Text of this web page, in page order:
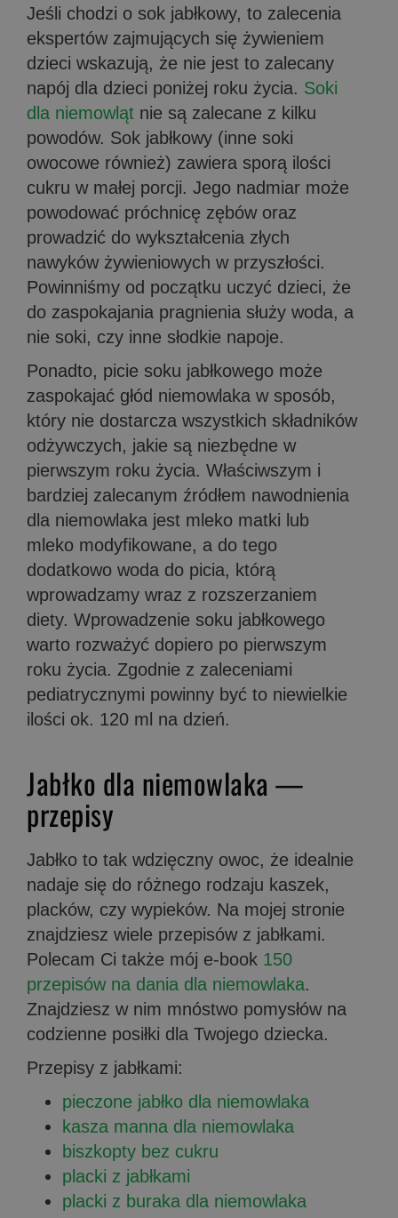
Jeśli chodzi o sok jabłkowy, to zalecenia
ekspertów zajmujących się żywieniem
dzieci wskazują, że nie jest to zalecany
napój dla dzieci poniżej roku życia. Soki
dla niemowląt nie są zalecane z kilku
powodów. Sok jabłkowy (inne soki
owocowe również) zawiera sporą ilości
cukru w małej porcji. Jego nadmiar może
powodować próchnicę zębów oraz
prowadzić do wykształcenia złych
nawyków żywieniowych w przyszłości.
Powinniśmy od początku uczyć dzieci, że
do zaspokajania pragnienia służy woda, a
nie soki, czy inne słodkie napoje.
Ponadto, picie soku jabłkowego może
zaspokajać głód niemowlaka w sposób,
który nie dostarcza wszystkich składników
odżywczych, jakie są niezbędne w
pierwszym roku życia. Właściwszym i
bardziej zalecanym źródłem nawodnienia
dla niemowlaka jest mleko matki lub
mleko modyfikowane, a do tego
dodatkowo woda do picia, którą
wprowadzamy wraz z rozszerzaniem
diety. Wprowadzenie soku jabłkowego
warto rozważyć dopiero po pierwszym
roku życia. Zgodnie z zaleceniami
pediatrycznymi powinny być to niewielkie
ilości ok. 120 ml na dzień.
Jabłko dla niemowlaka —
przepisy
Jabłko to tak wdzięczny owoc, że idealnie
nadaje się do różnego rodzaju kaszek,
placków, czy wypieków. Na mojej stronie
znajdziesz wiele przepisów z jabłkami.
Polecam Ci także mój e-book 150
przepisów na dania dla niemowlaka.
Znajdziesz w nim mnóstwo pomysłów na
codzienne posiłki dla Twojego dziecka.
Przepisy z jabłkami:
pieczone jabłko dla niemowlaka
kasza manna dla niemowlaka
biszkopty bez cukru
placki z jabłkami
placki z buraka dla niemowlaka